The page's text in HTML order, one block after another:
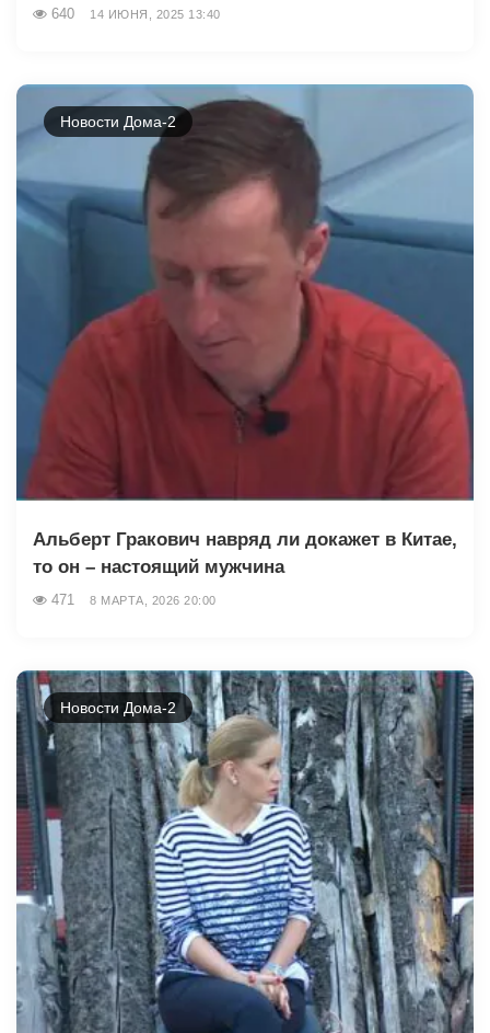
640 14 ИЮНЯ, 2025 13:40
Новости Дома-2
Альберт Гракович навряд ли докажет в Китае,
то он – настоящий мужчина
471 8 МАРТА, 2026 20:00
Новости Дома-2